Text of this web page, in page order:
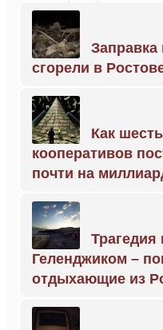
Заправка
сгорели в
Как
кооперативов
почти на
Геленджиком –
отдыхающие из